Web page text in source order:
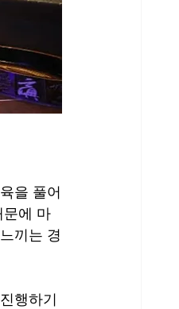
을 풀어
문에 마
끼는 경
행하기